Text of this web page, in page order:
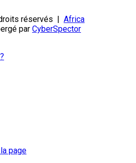
réservés | Africa
par CyberSpector
page